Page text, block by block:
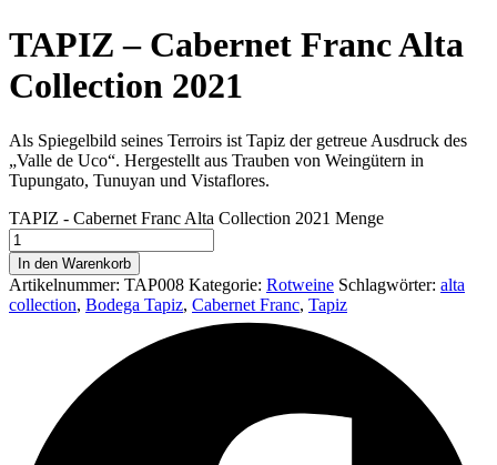
TAPIZ – Cabernet Franc Alta
Collection 2021
Als Spiegelbild seines Terroirs ist Tapiz der getreue Ausdruck des
„Valle de Uco“. Hergestellt aus Trauben von Weingütern in
Tupungato, Tunuyan und Vistaflores.
TAPIZ - Cabernet Franc Alta Collection 2021 Menge
In den Warenkorb
Artikelnummer: TAP008 Kategorie: Rotweine Schlagwörter: alta
collection, Bodega Tapiz, Cabernet Franc, Tapiz